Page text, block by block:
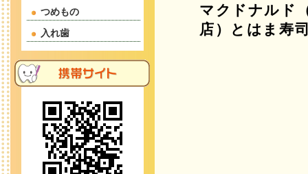
つめもの
入れ歯
マクドナルド
店）とはま寿